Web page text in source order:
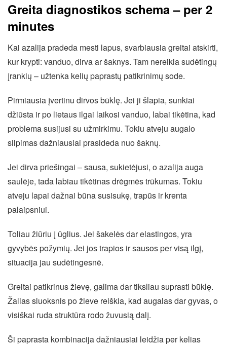
Greita diagnostikos schema – per 2
minutes
Kai azalija pradeda mesti lapus, svarbiausia greitai atskirti,
kur krypti: vanduo, dirva ar šaknys. Tam nereikia sudėtingų
įrankių – užtenka kelių paprastų patikrinimų sode.
Pirmiausia įvertinu dirvos būklę. Jei ji šlapia, sunkiai
džiūsta ir po lietaus ilgai laikosi vanduo, labai tikėtina, kad
problema susijusi su užmirkimu. Tokiu atveju augalo
silpimas dažniausiai prasideda nuo šaknų.
Jei dirva priešingai – sausa, sukietėjusi, o azalija auga
saulėje, tada labiau tikėtinas drėgmės trūkumas. Tokiu
atveju lapai dažnai būna susisukę, trapūs ir krenta
palaipsniui.
Toliau žiūriu į ūglius. Jei šakelės dar elastingos, yra
gyvybės požymių. Jei jos trapios ir sausos per visą ilgį,
situacija jau sudėtingesnė.
Greitai patikrinus žievę, galima dar tiksliau suprasti būklę.
Žalias sluoksnis po žieve reiškia, kad augalas dar gyvas, o
visiškai ruda struktūra rodo žuvusią dalį.
Ši paprasta kombinacija dažniausiai leidžia per kelias